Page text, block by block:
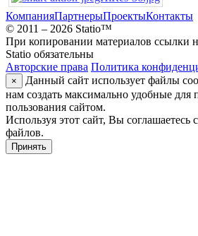
КомпанияПартнерыПроектыКонтакты
© 2011 – 2026 Statio™
При копировании материалов ссылки
Statio обязательны
Авторские права Политика
×
Данный сайт использует файлы
нам создать максимально удобные для
пользования сайтом.
Используя этот сайт, Вы соглашаетесь
файлов.
Принять